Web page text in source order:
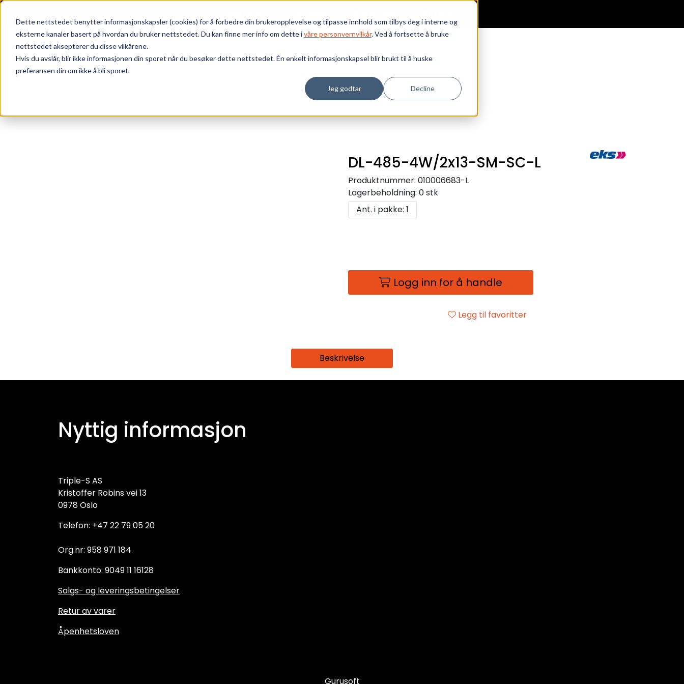
Dette nettstedet benytter informasjonskapsler (cookies) for å forbedre din brukeropplevelse og tilpasse innhold som tilbys deg i interne og
eksterne kanaler basert på hvordan du bruker nettstedet. Du kan finne mer info om dette ivåre personvernvilkår. Ved å fortsette å bruke
nettstedet aksepterer du disse vilkårene.
Hvis du avslår, blir ikke informasjonen din sporet når du besøker dette nettstedet. Én enkelt informasjonskapsel blir brukt til å huske
preferansen din om ikke å bli sporet.
Jeg godtar Decline
Skip to main content
DL-485-4W/2x13-SM-SC-L
Produktnummer: 010006683-L
Lagerbeholdning: 0 stk
Ant. i pakke: 1
Logg inn for å handle
Legg til favoritter
Beskrivelse
Nyttig informasjon
Triple-S AS
Kristoffer Robins vei 13
0978 Oslo
Telefon: +47 22 79 05 20
Org.nr: 958 971 184
Bankkonto: 9049 11 16128
Salgs- og leveringsbetingelser
Retur av varer
Åpenhetsloven
Gurusoft